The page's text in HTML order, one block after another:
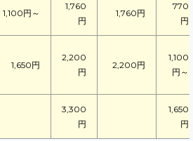
1,100円～
1,760
円
1,760円
770
円
1,650円
2,200
円
2,200円
1,100
円～
3,300
円
1,650
円